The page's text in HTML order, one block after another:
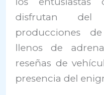
disfrutan del
producciones
llenos de
reseñas de
presencia del